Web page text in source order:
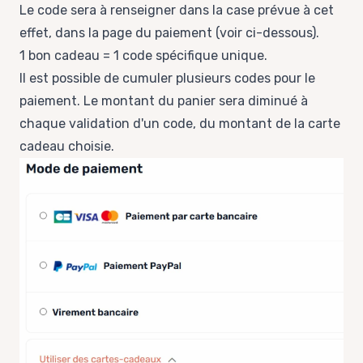
Le code sera à renseigner dans la case prévue à cet
effet, dans la page du paiement (voir ci-dessous).
1 bon cadeau = 1 code spécifique unique.
Il est possible de cumuler plusieurs codes pour le
paiement. Le montant du panier sera diminué à
chaque validation d'un code, du montant de la carte
cadeau choisie.